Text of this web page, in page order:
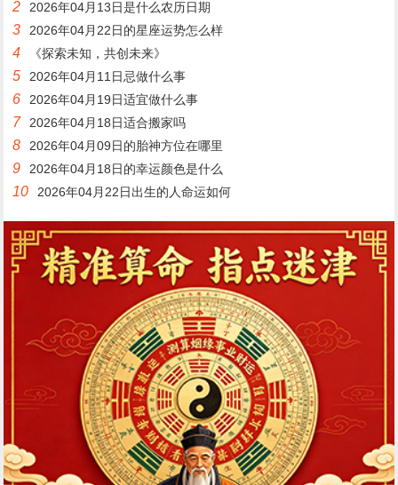
2 2026年04月13日是什么农历日期
3 2026年04月22日的星座运势怎么样
4 《探索未知，共创未来》
5 2026年04月11日忌做什么事
6 2026年04月19日适宜做什么事
7 2026年04月18日适合搬家吗
8 2026年04月09日的胎神方位在哪里
9 2026年04月18日的幸运颜色是什么
10 2026年04月22日出生的人命运如何